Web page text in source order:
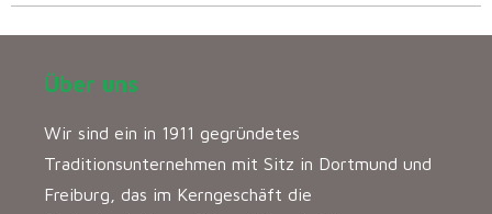
Über uns
Wir sind ein in 1911 gegründetes
Traditionsunternehmen mit Sitz in Dortmund und
Freiburg, das im Kerngeschäft die